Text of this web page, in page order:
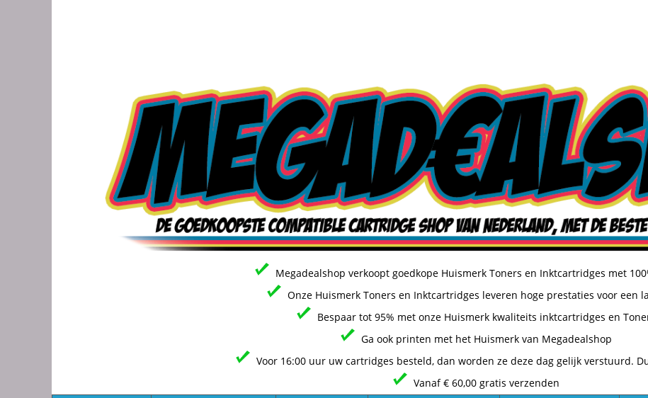
Megadealshop verkoopt goedkope Huismerk Toners en Inktcartridges met
Onze Huismerk Toners en Inktcartridges leveren hoge prestaties voor een
Bespaar tot 95% met onze Huismerk kwaliteits inktcartridges en
Ga ook printen met het Huismerk van Megadealshop
Voor 16:00 uur uw cartridges besteld, dan worden ze deze dag gelijk verstuurd.
Vanaf € 60,00 gratis verzenden